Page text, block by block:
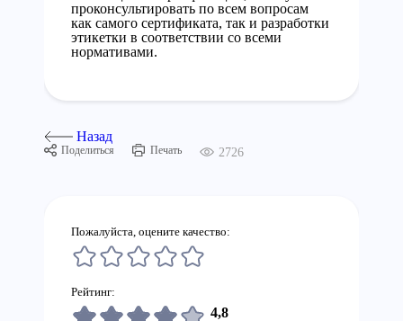
проконсультировать по всем вопросам
как самого сертификата, так и разработки
этикетки в соответствии со всеми
нормативами.
Назад
Поделиться Печать 2726
Пожалуйста, оцените качество:
Рейтинг:
4,8